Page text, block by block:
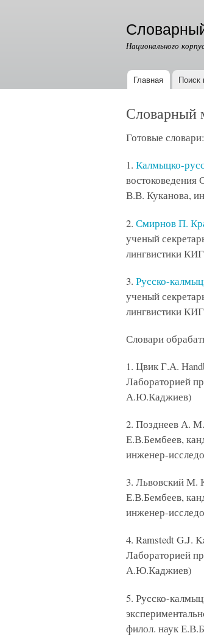
Национального
Главное меню
Главная Поиск
Словарный
Готовые словари:
1. Калмыцко-
В.В. Куканова,
2. Смирнов П.
ученый
лингвистики
3. Русско-
ученый
лингвистики
Словари
1. Цвик Г.А.
Лабораторией
А.Ю.Каджиев)
2. Позднеев А.
Е.В.Бембеев,
инженер-
3. Львовский М.
Е.В.Бембеев,
инженер-
4. Ramstedt G.J.
Лабораторией
А.Ю.Каджиев)
5. Русско-
филол. наук